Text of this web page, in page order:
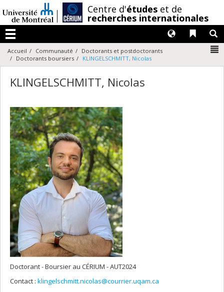
au
contenu
Centre d'études et de
recherches internationales
Menu
Liens
Langues
Accueil Communauté
Doctorants et postdoctorants
Doctorants boursiers
KLINGELSCHMITT, Nicolas
KLINGELSCHMITT, Nicolas
Doctorant - Boursier au CÉRIUM - AUT2024
Contact : klingelschmitt.nicolas@courrier.uqam.ca